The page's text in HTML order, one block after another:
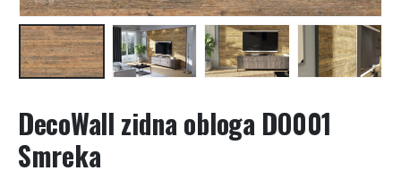
DecoWall zidna obloga DO001
Smreka